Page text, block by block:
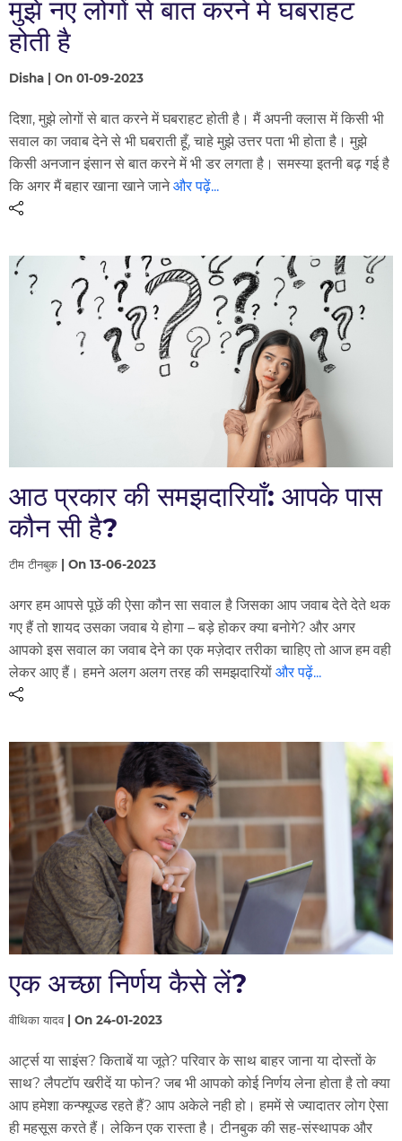
मुझे नए लोगों से बात करने में घबराहट
होती है
Disha | On 01-09-2023
दिशा, मुझे लोगों से बात करने में घबराहट होती है। मैं अपनी क्लास में किसी भी
सवाल का जवाब देने से भी घबराती हूँ, चाहे मुझे उत्तर पता भी होता है। मुझे
किसी अनजान इंसान से बात करने में भी डर लगता है। समस्या इतनी बढ़ गई है
कि अगर मैं बहार खाना खाने जानेऔर पढ़ें...
आठ प्रकार की समझदारियाँ: आपके पास
कौन सी है?
टीम टीनबुक | On 13-06-2023
अगर हम आपसे पूछें की ऐसा कौन सा सवाल है जिसका आप जवाब देते देते थक
गए हैं तो शायद उसका जवाब ये होगा – बड़े होकर क्या बनोगे? और अगर
आपको इस सवाल का जवाब देने का एक मज़ेदार तरीका चाहिए तो आज हम वही
लेकर आए हैं। हमने अलग अलग तरह की समझदारियोंऔर पढ़ें...
एक अच्छा निर्णय कैसे लें?
वीथिका यादव | On 24-01-2023
आर्ट्स या साइंस? किताबें या जूते? परिवार के साथ बाहर जाना या दोस्तों के
साथ? लैपटॉप खरीदें या फोन? जब भी आपको कोई निर्णय लेना होता है तो क्या
आप हमेशा कन्फ्यूज्ड रहते हैं? आप अकेले नही हो। हममें से ज्यादातर लोग ऐसा
ही महसूस करते हैं। लेकिन एक रास्ता है। टीनबुक की सह-संस्थापक और